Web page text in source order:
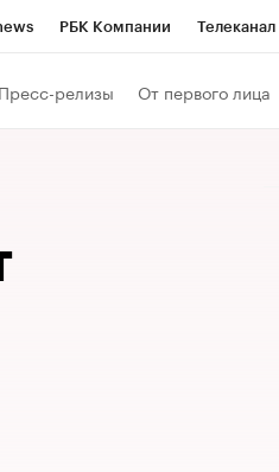
РБК Компании Телеканал
Пресс-релизы От первого лица